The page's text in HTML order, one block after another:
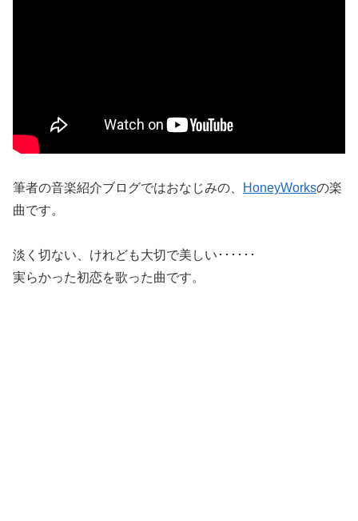
筆者の音楽紹介ブログではおなじみの、 HoneyWorksの楽
曲です。
淡く切ない、けれども大切で美しい･･････
実らかった初恋を歌った曲です。